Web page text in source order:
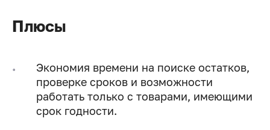
Плюсы
Экономия времени на поиске остатков,
проверке сроков и возможности
работать только с товарами, имеющими
срок годности.